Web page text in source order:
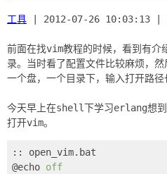
工具 2012-07-26 10:03:13
前面在找vim教程的时候，看到有介
录。当时看了配置文件比较麻烦，
一个盘，一个目录下，输入打开路径
今天早上在shell下学习erlang想到
:: open_vim.bat
@echo off